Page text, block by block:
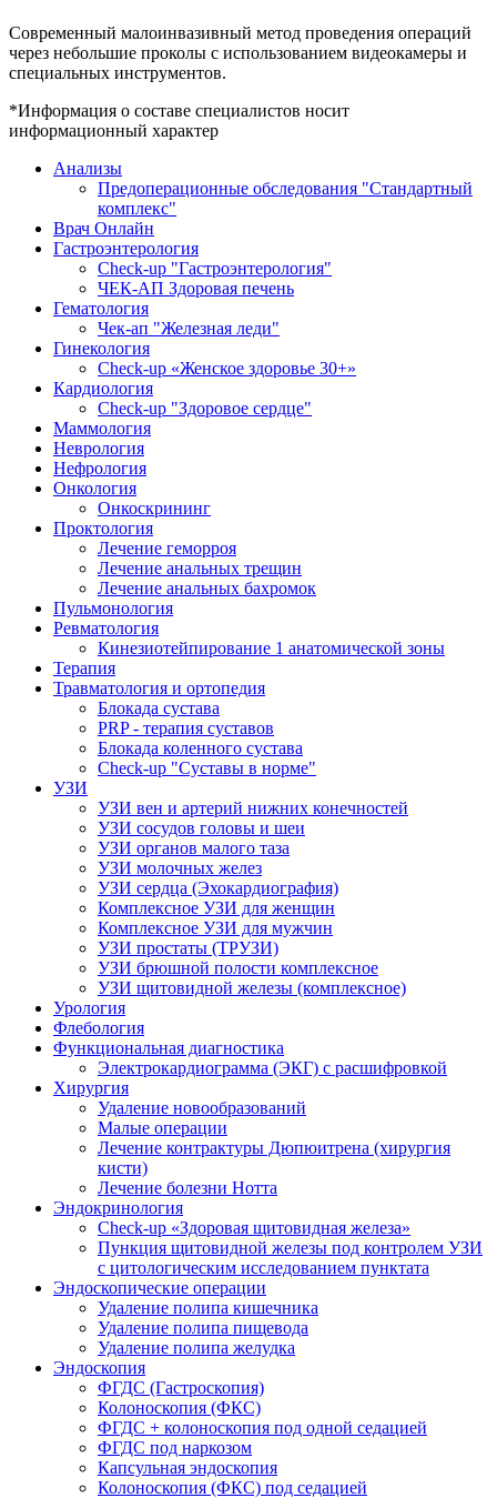
Современный малоинвазивный метод проведения операций
через небольшие проколы с использованием видеокамеры и
специальных инструментов.
*Информация о составе специалистов носит
информационный характер
Анализы
Предоперационные обследования "Стандартный
комплекс"
Врач Онлайн
Гастроэнтерология
Check-up "Гастроэнтерология"
ЧЕК-АП Здоровая печень
Гематология
Чек-ап "Железная леди"
Гинекология
Check-up «Женское здоровье 30+»
Кардиология
Check-up "Здоровое сердце"
Маммология
Неврология
Нефрология
Онкология
Онкоскрининг
Проктология
Лечение геморроя
Лечение анальных трещин
Лечение анальных бахромок
Пульмонология
Ревматология
Кинезиотейпирование 1 анатомической зоны
Терапия
Травматология и ортопедия
Блокада сустава
PRP - терапия суставов
Блокада коленного сустава
Check-up "Суставы в норме"
УЗИ
УЗИ вен и артерий нижних конечностей
УЗИ сосудов головы и шеи
УЗИ органов малого таза
УЗИ молочных желез
УЗИ сердца (Эхокардиография)
Комплексное УЗИ для женщин
Комплексное УЗИ для мужчин
УЗИ простаты (ТРУЗИ)
УЗИ брюшной полости комплексное
УЗИ щитовидной железы (комплексное)
Урология
Флебология
Функциональная диагностика
Электрокардиограмма (ЭКГ) с расшифровкой
Хирургия
Удаление новообразований
Малые операции
Лечение контрактуры Дюпюитрена (хирургия
кисти)
Лечение болезни Нотта
Эндокринология
Check-up «Здоровая щитовидная железа»
Пункция щитовидной железы под контролем УЗИ
с цитологическим исследованием пунктата
Эндоскопические операции
Удаление полипа кишечника
Удаление полипа пищевода
Удаление полипа желудка
Эндоскопия
ФГДС (Гастроскопия)
Колоноскопия (ФКС)
ФГДС + колоноскопия под одной седацией
ФГДС под наркозом
Капсульная эндоскопия
Колоноскопия (ФКС) под седацией